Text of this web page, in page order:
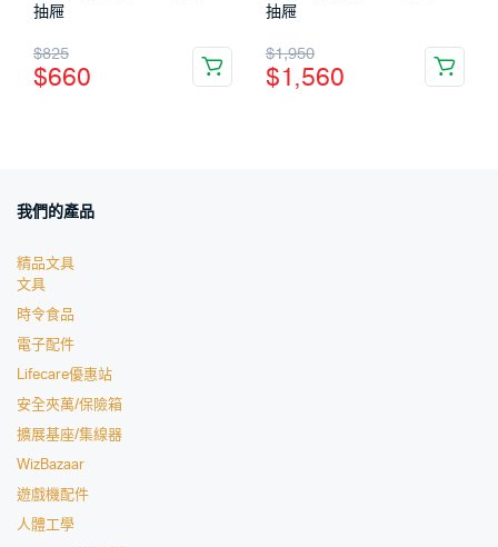
抽屜
$825
$660
抽屜
$1,950
$1,560
我們的產品
精品文具
文具
時令食品
電子配件
Lifecare優惠站
安全夾萬/保險箱
擴展基座/集線器
WizBazaar
遊戲機配件
人體工學